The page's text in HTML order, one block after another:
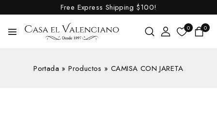
Free Express Shipping $100!
0 0
Portada »Productos » CAMISA CON JARETA